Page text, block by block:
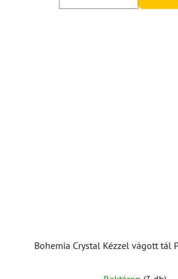
Bohemia Crystal Kézzel vágott tál